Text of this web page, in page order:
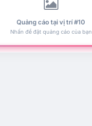
Quảng cáo tại vị trí #10
Nhấn để đặt quảng cáo của bạn